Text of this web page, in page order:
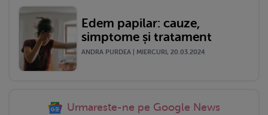
Edem papilar: cauze,
simptome și tratament
ANDRA PURDEA | MIERCURI, 20.03.2024
Urmareste-ne pe Google News